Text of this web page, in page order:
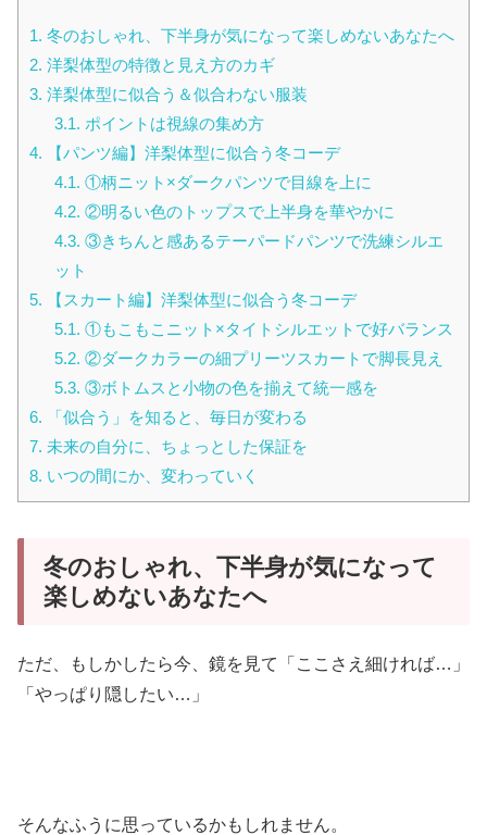
1. 冬のおしゃれ、下半身が気になって楽しめないあなたへ
2. 洋梨体型の特徴と見え方のカギ
3. 洋梨体型に似合う＆似合わない服装
3.1. ポイントは視線の集め方
4. 【パンツ編】洋梨体型に似合う冬コーデ
4.1. ①柄ニット×ダークパンツで目線を上に
4.2. ②明るい色のトップスで上半身を華やかに
4.3. ③きちんと感あるテーパードパンツで洗練シルエ
ット
5. 【スカート編】洋梨体型に似合う冬コーデ
5.1. ①もこもこニット×タイトシルエットで好バランス
5.2. ②ダークカラーの細プリーツスカートで脚長見え
5.3. ③ボトムスと小物の色を揃えて統一感を
6. 「似合う」を知ると、毎日が変わる
7. 未来の自分に、ちょっとした保証を
8. いつの間にか、変わっていく
冬のおしゃれ、下半身が気になって
楽しめないあなたへ
ただ、もしかしたら今、鏡を見て「ここさえ細ければ…」
「やっぱり隠したい…」
そんなふうに思っているかもしれません。